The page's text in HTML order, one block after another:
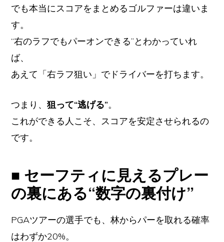
でも本当にスコアをまとめるゴルファーは違いま
す。
“右のラフでもパーオンできる”とわかっていれ
ば、
あえて「右ラフ狙い」でドライバーを打ちます。
つまり、狙って“逃げる”。
これができる人こそ、スコアを安定させられるの
です。
■ セーフティに見えるプレー
の裏にある“数字の裏付け”
PGAツアーの選手でも、林からパーを取れる確率
はわずか20%。